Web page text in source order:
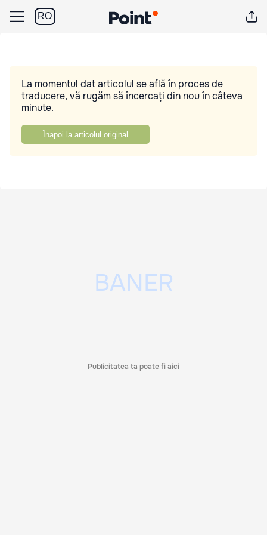
RO
La momentul dat articolul se află în proces de
traducere, vă rugăm să încercați din nou în câteva
minute.
Înapoi la articolul original
Publicitatea ta poate fi aici